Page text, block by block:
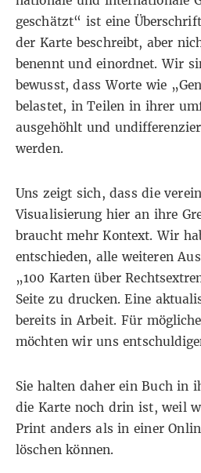
geschätzt“ ist eine
der Karte beschreibt, aber
benennt und einordnet. Wir
bewusst, dass Worte wie
belastet, in Teilen in ihrer
ausgehöhlt und
werden.
Uns zeigt sich, dass die
Visualisierung hier an ihre
braucht mehr Kontext. Wir
entschieden, alle weiteren
„100 Karten über
Seite zu drucken. Eine
bereits in Arbeit. Für
möchten wir uns
Sie halten daher ein Buch in
die Karte noch drin ist, weil
Print anders als in einer
löschen können.